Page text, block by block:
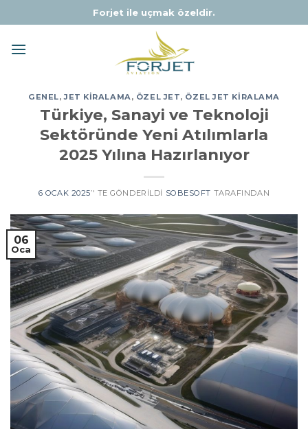
to
content
Forjet ile uçmak özeldir.
GENEL,JET KIRALAMA, ÖZEL JET, ÖZEL JET KIRALAMA
Türkiye, Sanayi ve Teknoloji
Sektöründe Yeni Atılımlarla
2025 Yılına Hazırlanıyor
6 OCAK 2025’' TE GÖNDERILDI SOBESOFT TARAFINDAN
06
Oca